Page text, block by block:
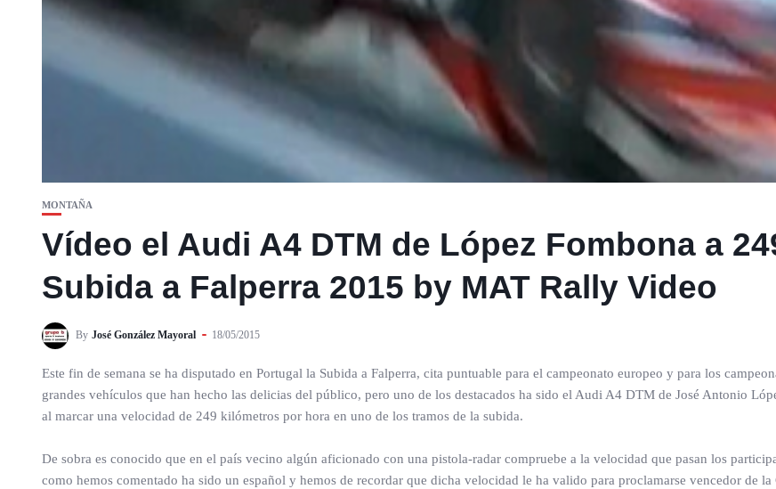
MONTAÑA
Vídeo el Audi A4 DTM de López Fombona a
Subida a Falperra 2015 by MAT Rally Video
By José González Mayoral 18/05/2015
Este fin de semana se ha disputado en Portugal la Subida a Falperra, cita puntuable para el campeonato europeo y para los
grandes vehículos que han hecho las delicias del público, pero uno de los destacados ha sido el Audi A4 DTM de José Antonio
al marcar una velocidad de 249 kilómetros por hora en uno de los tramos de la subida.
De sobra es conocido que en el país vecino algún aficionado con una pistola-radar compruebe a la velocidad que pasan los
como hemos comentado ha sido un español y hemos de recordar que dicha velocidad le ha valido para proclamarse vencedor de